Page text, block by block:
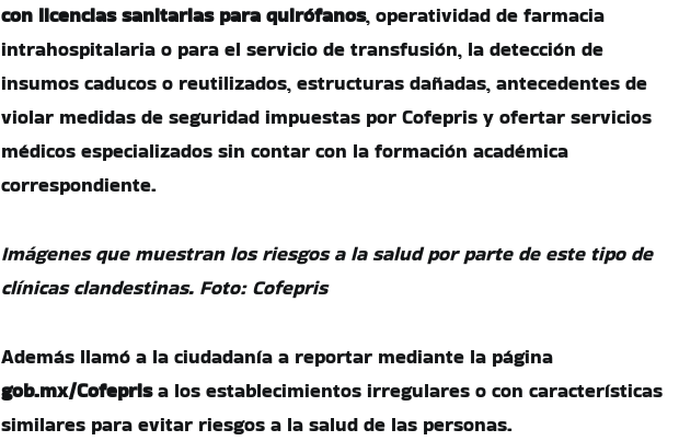
con licencias sanitarias para quirófanos, operatividad de farmacia
intrahospitalaria o para el servicio de transfusión, la detección de
insumos caducos o reutilizados, estructuras dañadas, antecedentes de
violar medidas de seguridad impuestas por Cofepris y ofertar servicios
médicos especializados sin contar con la formación académica
correspondiente.
Imágenes que muestran los riesgos a la salud por parte de este tipo de
clínicas clandestinas. Foto: Cofepris
Además llamó a la ciudadanía a reportar mediante la página
gob.mx/Cofeprisa los establecimientos irregulares o con características
similares para evitar riesgos a la salud de las personas.